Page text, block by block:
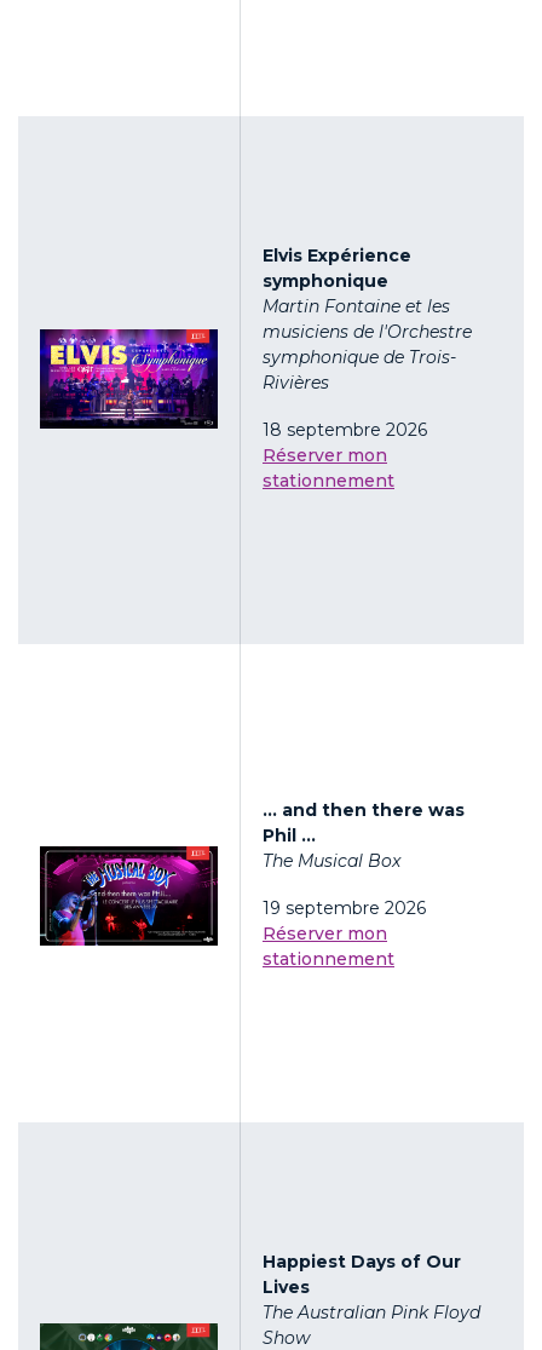
Elvis Expérience
symphonique
Martin Fontaine et les
musiciens de l'Orchestre
symphonique de Trois-
Rivières
18 septembre 2026
Réserver mon
stationnement
... and then there was
Phil ...
The Musical Box
19 septembre 2026
Réserver mon
stationnement
Happiest Days of Our
Lives
The Australian Pink Floyd
Show